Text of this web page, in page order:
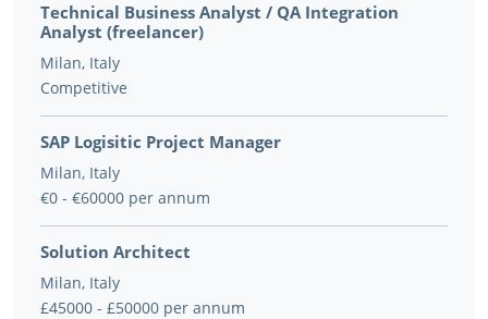
Technical Business Analyst / QA Integration
Analyst (freelancer)
Milan, Italy
Competitive
SAP Logisitic Project Manager
Milan, Italy
€0 - €60000 per annum
Solution Architect
Milan, Italy
£45000 - £50000 per annum